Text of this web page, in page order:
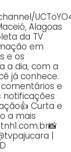
Alagoas
da TV
em
e os
a dia, com a
já conhece.
comentários e
notificações
Curta e
a mais
|